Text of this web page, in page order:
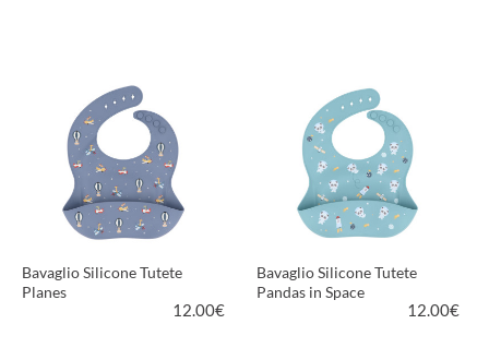
Bavaglio Silicone Tutete
Planes
12.00€
Bavaglio Silicone Tutete
Pandas in Space
12.00€